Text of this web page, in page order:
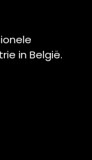
in België.